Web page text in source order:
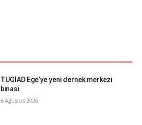
TÜGİAD Ege’ye yeni dernek merkezi
binası
6 Ağustos 2026